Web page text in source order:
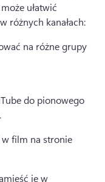
ułatwić
różnych kanałach:
na różne grupy
do pionowego
w film na stronie
je w